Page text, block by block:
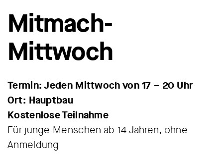
Mitmach-
Mittwoch
Termin: Jeden Mittwoch von 17 – 20 Uhr
Ort: Hauptbau
Kostenlose Teilnahme
Für junge Menschen ab 14 Jahren, ohne
Anmeldung